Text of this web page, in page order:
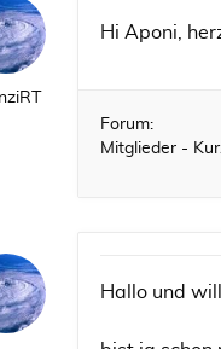
Hi Aponi,
Forum:
Mitglieder -
Hallo und